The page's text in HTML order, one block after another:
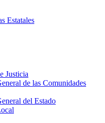
Estatales
Justicia
de las Comunidades
del Estado